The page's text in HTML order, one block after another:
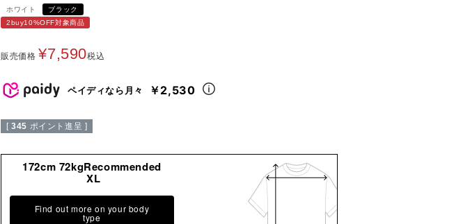
ホワイト
ブラック
2buy10%OFF対象商品
販売価格 ¥7,590税込
ペイディなら月々 ￥2,530
[ 345 ポイント進呈 ]
172cm 72kgRecommended
XL
Find out more on your body
type